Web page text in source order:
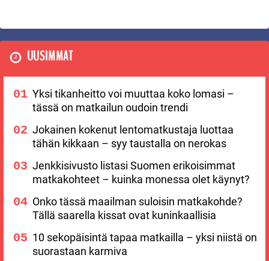
UUSIMMAT
Yksi tikanheitto voi muuttaa koko lomasi –
tässä on matkailun oudoin trendi
Jokainen kokenut lentomatkustaja luottaa
tähän kikkaan – syy taustalla on nerokas
Jenkkisivusto listasi Suomen erikoisimmat
matkakohteet – kuinka monessa olet käynyt?
Onko tässä maailman suloisin matkakohde?
Tällä saarella kissat ovat kuninkaallisia
10 sekopäisintä tapaa matkailla – yksi niistä on
suorastaan karmiva